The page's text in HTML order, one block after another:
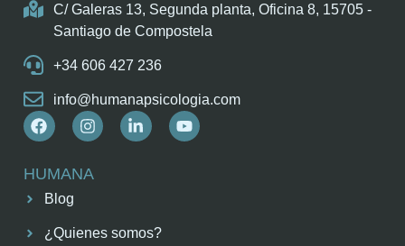
C/ Galeras 13, Segunda planta, Oficina 8, 15705 -
Santiago de Compostela
+34 606 427 236
info@humanapsicologia.com
HUMANA
Blog
¿Quienes somos?